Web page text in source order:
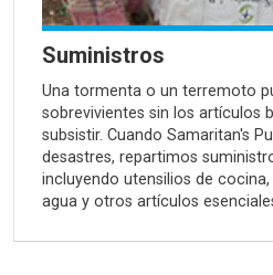
Suministros
Una tormenta o un terremoto
sobrevivientes sin los artículos
subsistir. Cuando Samaritan's
desastres, repartimos
incluyendo utensilios de
agua y otros artículos